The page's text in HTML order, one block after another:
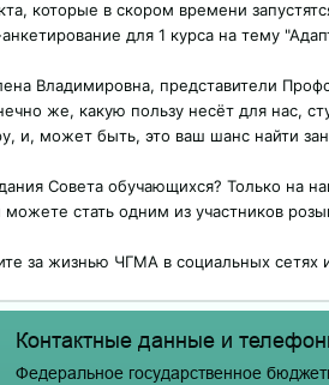
которые в скором времени
для 1 курса на тему
Владимировна, представители
же, какую пользу несёт для нас,
и, может быть, это ваш шанс найти
Совета обучающихся? Только на
стать одним из участников
за жизнью ЧГМА в социальных сетях
Контактные данные и
Федеральное государственное